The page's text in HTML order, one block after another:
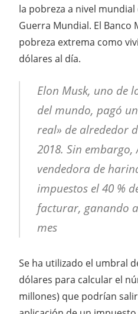
la pobreza a nivel mundial
Guerra Mundial. El Banco
pobreza extrema como
dólares al día.
Elon Musk, uno de
del mundo, pagó
real» de alrededor
2018. Sin embargo,
vendedora de
impuestos el 40 %
facturar, ganando
mes
Se ha utilizado el umbral
dólares para calcular el
millones) que podrían